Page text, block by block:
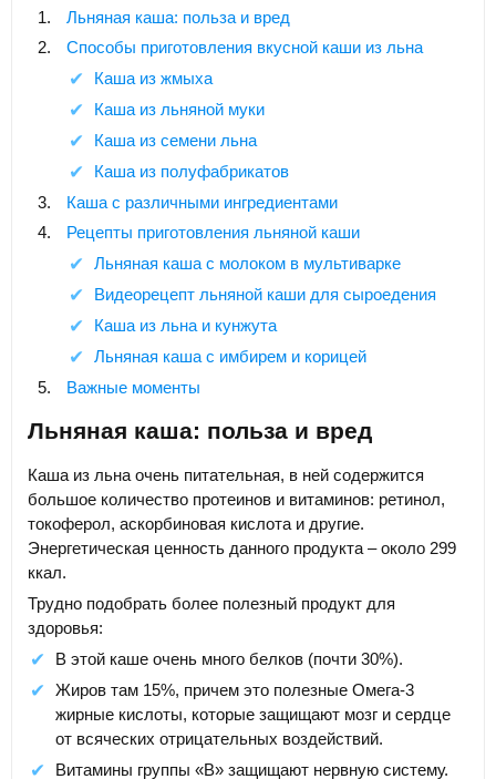
Льняная каша: польза и вред
Способы приготовления вкусной каши из льна
Каша из жмыха
Каша из льняной муки
Каша из семени льна
Каша из полуфабрикатов
Каша с различными ингредиентами
Рецепты приготовления льняной каши
Льняная каша с молоком в мультиварке
Видеорецепт льняной каши для сыроедения
Каша из льна и кунжута
Льняная каша с имбирем и корицей
Важные моменты
Льняная каша: польза и вред
Каша из льна очень питательная, в ней содержится
большое количество протеинов и витаминов: ретинол,
токоферол, аскорбиновая кислота и другие.
Энергетическая ценность данного продукта – около 299
ккал.
Трудно подобрать более полезный продукт для
здоровья:
В этой каше очень много белков (почти 30%).
Жиров там 15%, причем это полезные Омега-3
жирные кислоты, которые защищают мозг и сердце
от всяческих отрицательных воздействий.
Витамины группы «В» защищают нервную систему.